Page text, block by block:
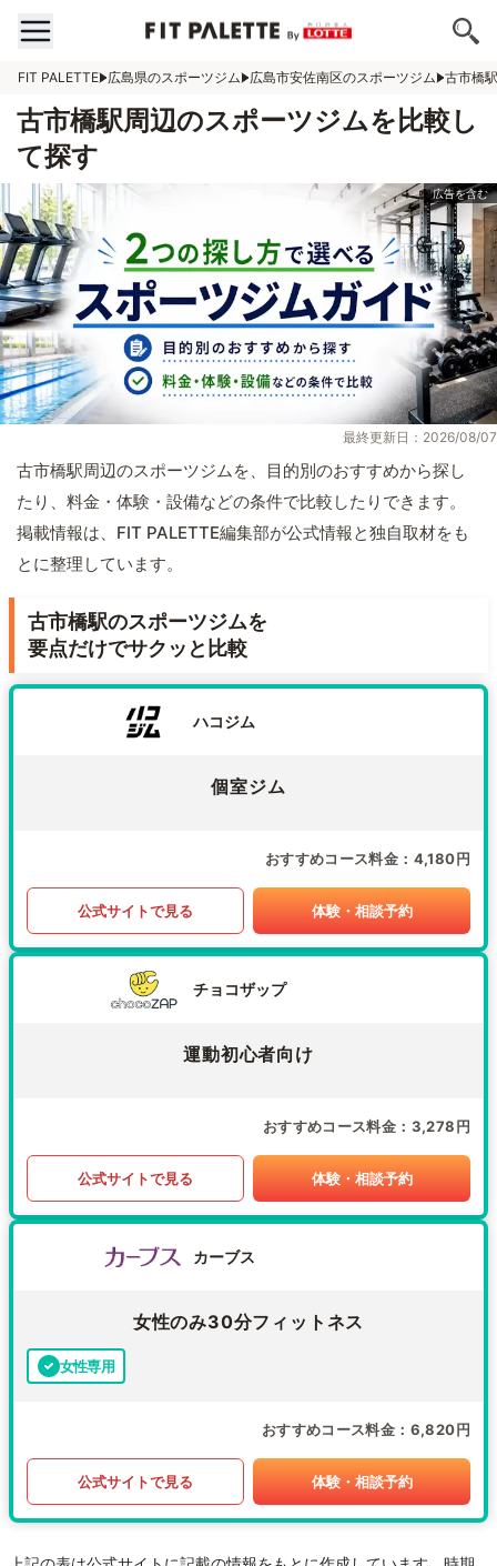
FIT PALETTE 広島県のスポーツジム 広島市安佐南区のスポーツジム 古市橋
古市橋駅周辺のスポーツジムを比較し
て探す
最終更新日：2026/08/07
古市橋駅周辺のスポーツジムを、目的別のおすすめから探し
たり、料金・体験・設備などの条件で比較したりできます。
掲載情報は、FIT PALETTE編集部が公式情報と独自取材をも
とに整理しています。
古市橋駅のスポーツジムを
要点だけでサクッと比較
ハコジム
個室ジム
おすすめコース料金 4,180円
公式サイトで見る 体験・相談予約
チョコザップ
運動初心者向け
おすすめコース料金 3,278円
公式サイトで見る 体験・相談予約
カーブス
女性のみ30分フィットネス
女性専用
おすすめコース料金 6,820円
公式サイトで見る 体験・相談予約